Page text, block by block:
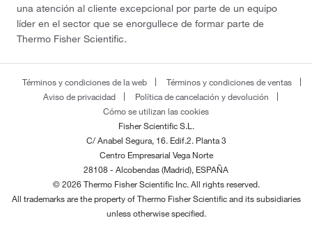
una atención al cliente excepcional por parte de un equipo
líder en el sector que se enorgullece de formar parte de
Thermo Fisher Scientific.
Términos y condiciones de la web
Términos y condiciones de ventas
Aviso de privacidad
Política de cancelación y devolución
Cómo se utilizan las cookies
Fisher Scientific S.L.
C/ Anabel Segura, 16. Edif.2. Planta 3
Centro Empresarial Vega Norte
28108 - Alcobendas (Madrid), ESPAÑA
© 2026 Thermo Fisher Scientific Inc. All rights reserved.
All trademarks are the property of Thermo Fisher Scientific and its subsidiaries
unless otherwise specified.